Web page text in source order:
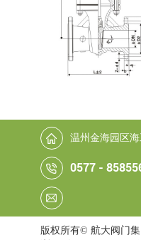
温州金海园区
0577 -
版权所有© 航大阀门集